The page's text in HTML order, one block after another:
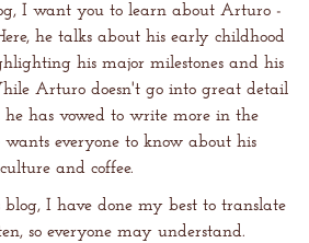
I want you to learn about Arturo -
he talks about his early childhood
his major milestones and his
Arturo doesn't go into great detail
he has vowed to write more in the
everyone to know about his
and coffee.
I have done my best to translate
so everyone may understand.